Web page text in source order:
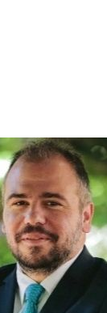
για τις